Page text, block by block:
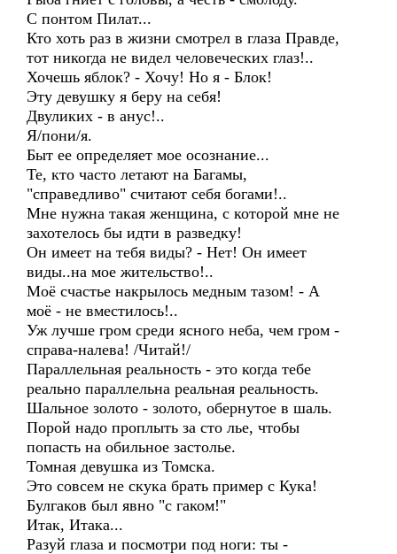
С понтом Пилат...
Кто хоть раз в жизни смотрел в глаза Правде,
тот никогда не видел человеческих глаз!..
Хочешь яблок? - Хочу! Но я - Блок!
Эту девушку я беру на себя!
Двуликих - в анус!..
Я/пони/я.
Быт ее определяет мое осознание...
Те, кто часто летают на Багамы,
"справедливо" считают себя богами!..
Мне нужна такая женщина, с которой мне не
захотелось бы идти в разведку!
Он имеет на тебя виды? - Нет! Он имеет
виды..на мое жительство!..
Моё счастье накрылось медным тазом! - А
моё - не вместилось!..
Уж лучше гром среди ясного неба, чем гром -
справа-налева! /Читай!/
Параллельная реальность - это когда тебе
реально параллельна реальная реальность.
Шальное золото - золото, обернутое в шаль.
Порой надо проплыть за сто лье, чтобы
попасть на обильное застолье.
Томная девушка из Томска.
Это совсем не скука брать пример с Кука!
Булгаков был явно "с гаком!"
Итак, Итака...
Разуй глаза и посмотри под ноги: ты -